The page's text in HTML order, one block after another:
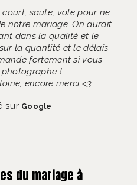
saute, vole pour ne
notre mariage. On aurait
dans la qualité et le
la quantité et le délais
fortement si vous
!
encore merci <3
sur Google
du mariage à